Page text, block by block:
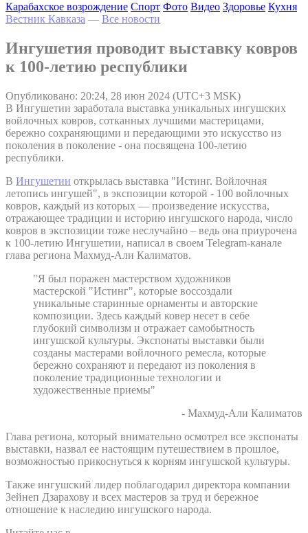
Карабахское возрождение Спорт Фото Видео Здоровье Кухня
Вестник Кавказа — Все новости
Ингушетия проводит выставку ковров
к 100-летию республики
Опубликовано: 20:24, 28 июн 2024 (UTC+3 MSK)
В Ингушетии заработала выставка уникальных ингушских
войлочных ковров, сотканных лучшими мастерицами,
бережно сохраняющими и передающими это искусство из
поколения в поколение - она посвящена 100-летию
республики.
В Ингушетии открылась выставка "Истинг. Войлочная
летопись ингушей", в экспозиции которой - 100 войлочных
ковров, каждый из которых — произведение искусства,
отражающее традиции и историю ингушского народа, число
ковров в экспозиции тоже неслучайно – ведь она приурочена
к 100-летию Ингушетии, написал в своем Telegram-канале
глава региона Махмуд-Али Калиматов.
"Я был поражен мастерством художников
мастерской "Истинг", которые воссоздали
уникальные старинные орнаменты и авторские
композиции. Здесь каждый ковер несет в себе
глубокий символизм и отражает самобытность
ингушской культуры. Экспонаты выставки были
созданы мастерами войлочного ремесла, которые
бережно сохраняют и передают из поколения в
поколение традиционные технологии и
художественные приемы"
- Махмуд-Али Калиматов
Глава региона, который внимательно осмотрел все экспонаты
выставки, назвал ее настоящим путешествием в прошлое,
возможностью прикоснуться к корням ингушской культуры.
Также ингушский лидер поблагодарил директора компании
Зейнеп Дзарахову и всех мастеров за труд и бережное
отношение к наследию ингушского народа.